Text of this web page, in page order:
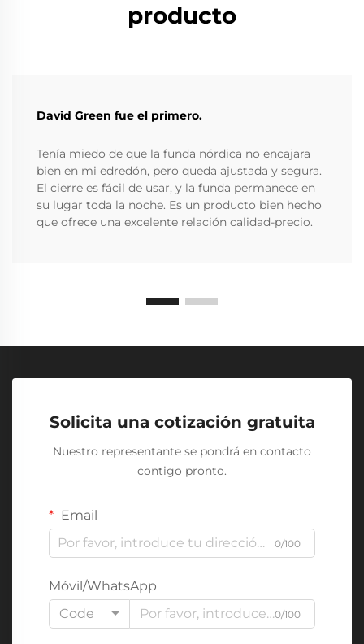
producto
David Green fue el primero.
Tenía miedo de que la funda nórdica no encajara
bien en mi edredón, pero queda ajustada y segura.
El cierre es fácil de usar, y la funda permanece en
su lugar toda la noche. Es un producto bien hecho
que ofrece una excelente relación calidad-precio.
Solicita una cotización gratuita
Nuestro representante se pondrá en contacto
contigo pronto.
Email
0/100
Móvil/WhatsApp
Code
0/100